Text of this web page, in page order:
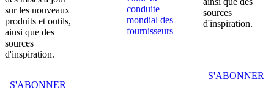
sur les nouveaux
produits et outils,
ainsi que des
sources
d'inspiration.
S'ABONNER
conduite
mondial des
fournisseurs
sources
d'inspiration.
S'ABONNER